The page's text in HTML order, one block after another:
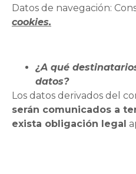
Datos de navegación:
cookies.
¿A qué
datos?
Los datos derivados del
serán comunicados a
exista obligación legal